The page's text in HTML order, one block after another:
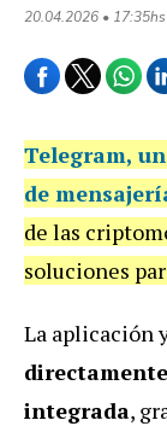
20.04.2026 •
Telegram,
de
de las
soluciones
La aplicación
integrada,